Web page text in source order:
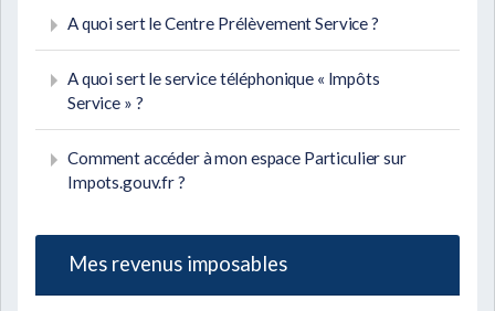
A quoi sert le Centre Prélèvement Service ?
A quoi sert le service téléphonique « Impôts
Service » ?
Comment accéder à mon espace Particulier sur
Impots.gouv.fr ?
Mes revenus imposables